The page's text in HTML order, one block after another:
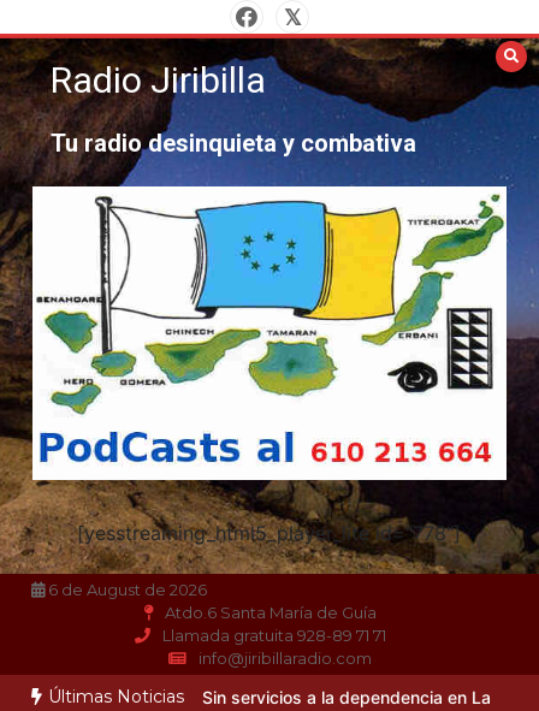
al
contenidoRadio Jiribilla
Tu radio desinquieta y combativa
[yesstreaming_html5_player_lite id="778"]
6 de August de 2026
Atdo.6 Santa María de Guía
Llamada gratuita 928-89 71 71
info@jiribillaradio.com
Últimas Noticias
Sin servicios a la dependencia en La